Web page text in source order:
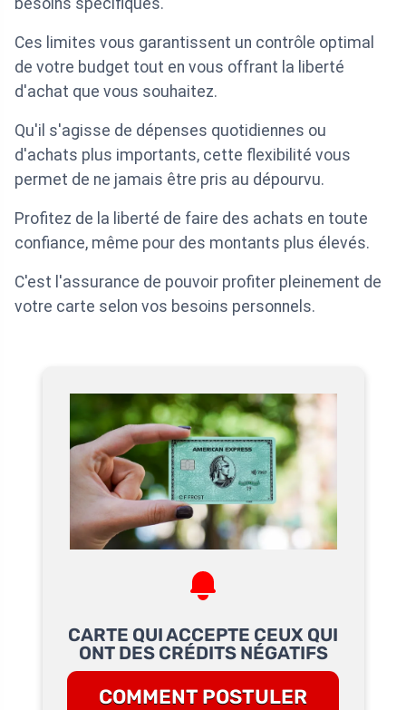
besoins spécifiques.
Ces limites vous garantissent un contrôle optimal
de votre budget tout en vous offrant la liberté
d'achat que vous souhaitez.
Qu'il s'agisse de dépenses quotidiennes ou
d'achats plus importants, cette flexibilité vous
permet de ne jamais être pris au dépourvu.
Profitez de la liberté de faire des achats en toute
confiance, même pour des montants plus élevés.
C'est l'assurance de pouvoir profiter pleinement de
votre carte selon vos besoins personnels.
CARTE QUI ACCEPTE CEUX QUI
ONT DES CRÉDITS NÉGATIFS
COMMENT POSTULER